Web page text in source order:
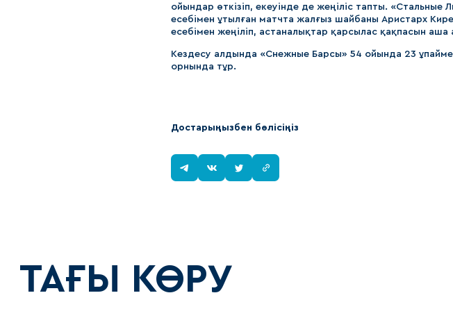
ойындар өткізіп, екеуінде де жеңіліс тапты.
есебімен ұтылған матчта жалғыз шайбаны Аристарх
есебімен жеңіліп, астаналықтар қарсылас қақпасын аша
Кездесу алдында «Снежные Барсы» 54 ойында 23
орнында тұр.
Достарыңызбен бөлісіңіз
ТАҒЫ КӨРУ